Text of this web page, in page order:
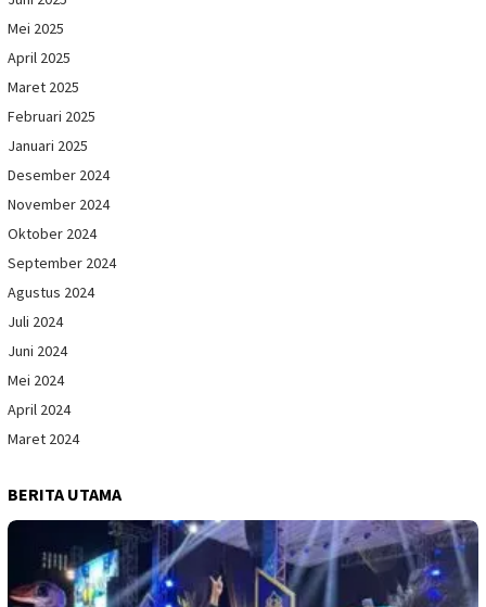
Mei 2025
April 2025
Maret 2025
Februari 2025
Januari 2025
Desember 2024
November 2024
Oktober 2024
September 2024
Agustus 2024
Juli 2024
Juni 2024
Mei 2024
April 2024
Maret 2024
BERITA UTAMA